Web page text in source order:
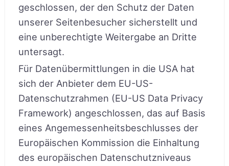
geschlossen, der den Schutz der Daten
unserer Seitenbesucher sicherstellt und
eine unberechtigte Weitergabe an Dritte
untersagt.
Für Datenübermittlungen in die USA hat
sich der Anbieter dem EU-US-
Datenschutzrahmen (EU-US Data Privacy
Framework) angeschlossen, das auf Basis
eines Angemessenheitsbeschlusses der
Europäischen Kommission die Einhaltung
des europäischen Datenschutzniveaus